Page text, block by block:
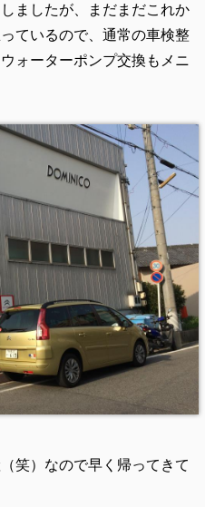
ましたが、まだまだこれか
ているので、通常の車検整
ォーターポンプ交換もメニ
笑）なので早く帰ってきて